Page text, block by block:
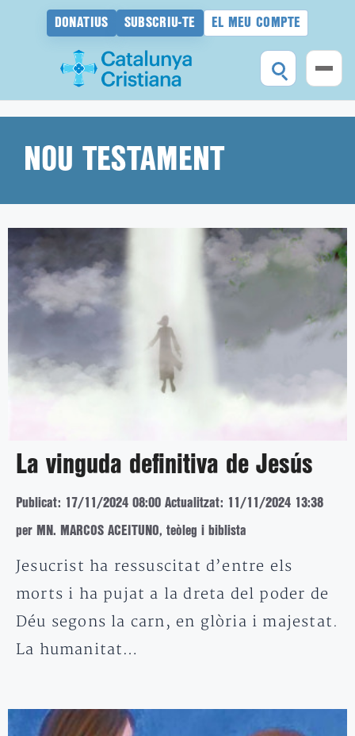
DONATIUS SUBSCRIU-TE EL MEU COMPTE
contingutNOU TESTAMENT
La vinguda definitiva de Jesús
Publicat: 17/11/2024 08:00 Actualitzat: 11/11/2024 13:38
per MN. MARCOS ACEITUNO, teòleg i biblista
Jesucrist ha ressuscitat d’entre els
morts i ha pujat a la dreta del poder de
Déu segons la carn, en glòria i majestat.
La humanitat…